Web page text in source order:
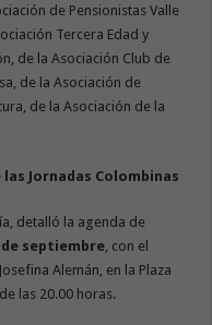
de Pensionistas Valle
Tercera Edad y
de la Asociación Club de
de la Asociación de
de la Asociación de la
Jornadas Colombinas
detalló la agenda de
septiembre , con el
Alemán, en la Plaza
las 20.00 horas.